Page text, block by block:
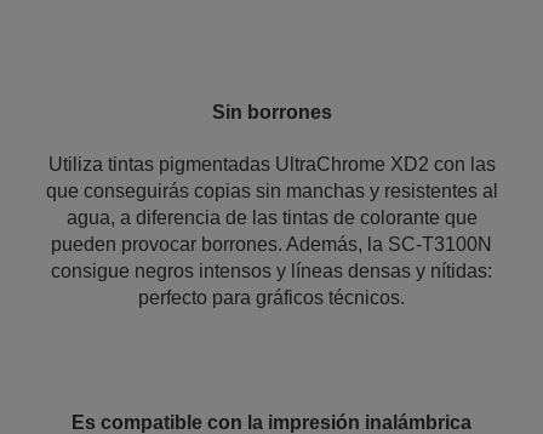
Sin borrones
Utiliza tintas pigmentadas UltraChrome XD2 con las
que conseguirás copias sin manchas y resistentes al
agua, a diferencia de las tintas de colorante que
pueden provocar borrones. Además, la SC-T3100N
consigue negros intensos y líneas densas y nítidas:
perfecto para gráficos técnicos.
Es compatible con la impresión inalámbrica